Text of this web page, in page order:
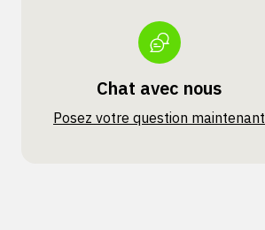
Chat avec nous
Posez votre question maintenant